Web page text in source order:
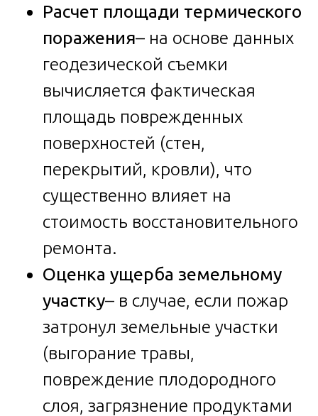
Расчет площади термического
поражения– на основе данных
геодезической съемки
вычисляется фактическая
площадь поврежденных
поверхностей (стен,
перекрытий, кровли), что
существенно влияет на
стоимость восстановительного
ремонта.
Оценка ущерба земельному
участку– в случае, если пожар
затронул земельные участки
(выгорание травы,
повреждение плодородного
слоя, загрязнение продуктами